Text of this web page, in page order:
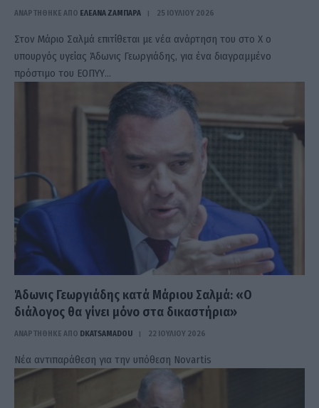
ΑΝΑΡΤΗΘΗΚΕ ΑΠΟ ΕΛΕΑΝΑ ΖΑΜΠΑΡΑ 25 ΙΟΥΛΊΟΥ 2026
Στον Μάριο Σαλμά επιτίθεται με νέα ανάρτηση του στο Χ ο
υπουργός υγείας Άδωνις Γεωργιάδης, για ένα διαγραμμένο
πρόστιμο του ΕΟΠΥΥ…
Άδωνις Γεωργιάδης κατά Μάριου Σαλμά: «Ο
διάλογος θα γίνει μόνο στα δικαστήρια»
ΑΝΑΡΤΗΘΗΚΕ ΑΠΟ DKATSAMADOU 22 ΙΟΥΛΊΟΥ 2026
Νέα αντιπαράθεση για την υπόθεση Novartis